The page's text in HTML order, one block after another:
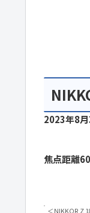
2023年8
焦点距離
＜NIKKOR Z